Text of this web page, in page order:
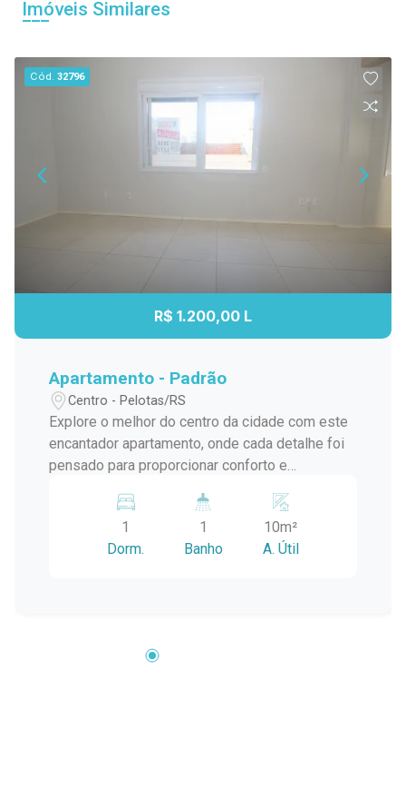
Imóveis Similares
Cód.32796
R$ 1.200,00 L
Apartamento - Padrão
Centro - Pelotas/RS
Explore o melhor do centro da cidade com este
encantador apartamento, onde cada detalhe foi
pensado para proporcionar conforto e
e acabamentos de qualidade, esta é a
oportunidade perfeita para quem busca um lar
com estilo. Principais Atributos: - Sala Ampla e
Integrada com Charme: A cozinha, integrada à
1
Dorm.
1
Banho
10m²
A. Útil